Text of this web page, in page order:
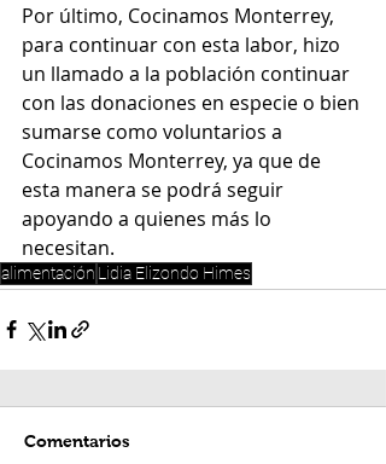
Por último, Cocinamos Monterrey,
para continuar con esta labor, hizo
un llamado a la población continuar
con las donaciones en especie o bien
sumarse como voluntarios a
Cocinamos Monterrey, ya que de
esta manera se podrá seguir
apoyando a quienes más lo
necesitan.
alimentación Lidia Elizondo Himes
Comentarios